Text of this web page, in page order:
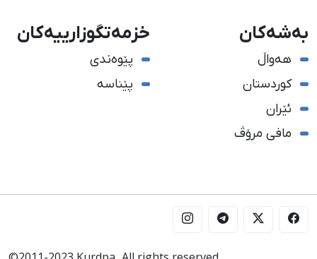
بەشەکان
هەواڵ
کوردستان
ئێران
مافی مرۆڤ
خزمەتگوزارییەکان
پێوەندی
پێناسە